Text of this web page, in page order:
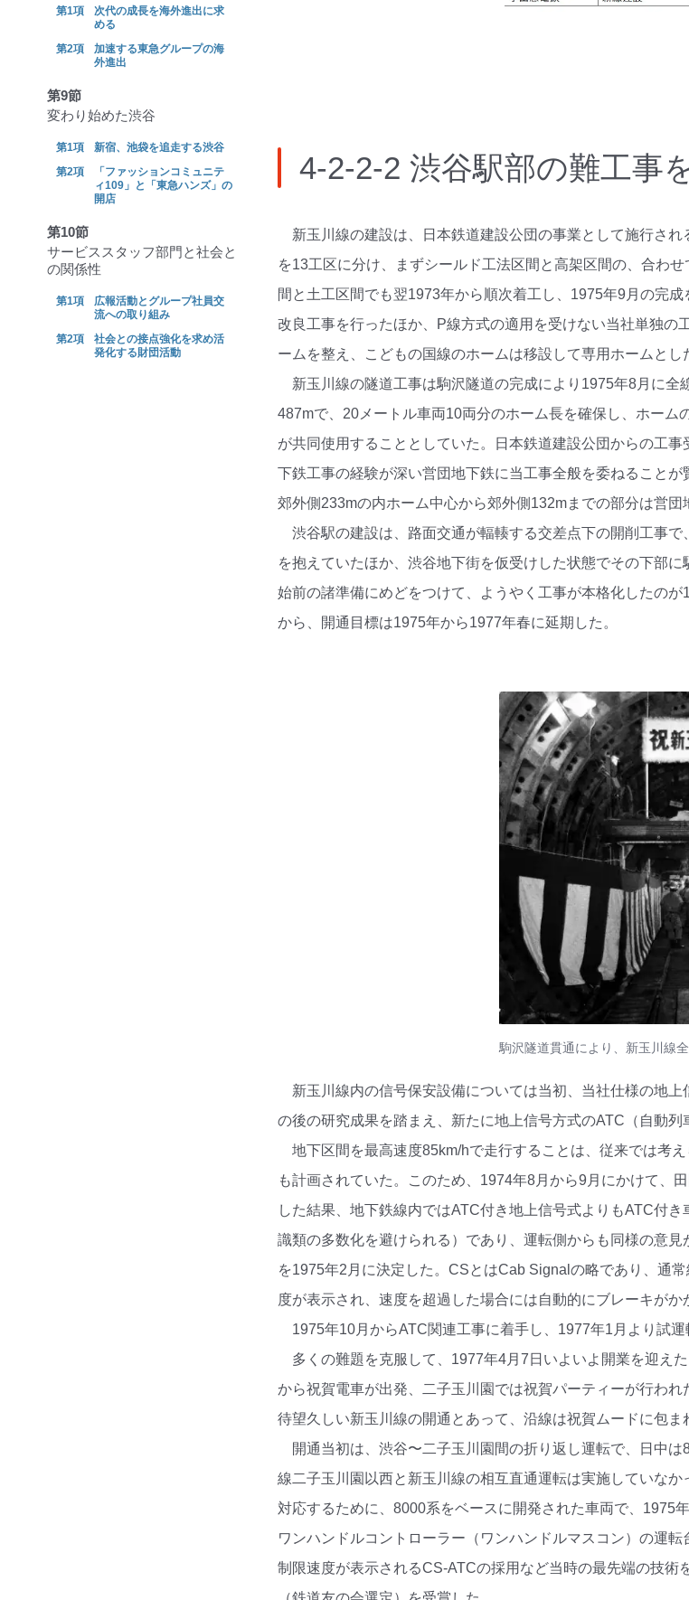
次代の成長を海外進出に求
める
加速する東急グループの海
外進出
第9節
変わり始めた渋谷
新宿、池袋を追走する渋谷
「ファッションコミュニテ
ィ109」と「東急ハンズ」の
開店
第10節
サービススタッフ部門と社会と
の関係性
広報活動とグループ社員交
流への取り組み
社会との接点強化を求め活
発化する財団活動
4-2-2-2 渋谷駅部の難工事
新玉川線の建設は、日本鉄道建設公団の事業として施行さ
を13工区に分け、まずシールド工法区間と高架区間の、合わ
間と土工区間でも翌1973年から順次着工し、1975年9月の完
改良工事を行ったほか、P線方式の適用を受けない当社単独
ームを整え、こどもの国線のホームは移設して専用ホームとし
新玉川線の隧道工事は駒沢隧道の完成により1975年8月に
487mで、20メートル車両10両分のホーム長を確保し、ホー
が共同使用することとしていた。日本鉄道建設公団からの工
下鉄工事の経験が深い営団地下鉄に当工事全般を委ねること
郊外側233mの内ホーム中心から郊外側132mまでの部分は営
渋谷駅の建設は、路面交通が輻輳する交差点下の開削工事
を抱えていたほか、渋谷地下街を仮受けした状態でその下部
始前の諸準備にめどをつけて、ようやく工事が本格化したの
から、開通目標は1975年から1977年春に延期した。
駒沢隧道貫通により、新玉川線
新玉川線内の信号保安設備については当初、当社仕様の地
の後の研究成果を踏まえ、新たに地上信号方式のATC（自動列
地下区間を最高速度85km/hで走行することは、従来では考
も計画されていた。このため、1974年8月から9月にかけて、
した結果、地下鉄線内ではATC付き地上信号式よりもATC付
識類の多数化を避けられる）であり、運転側からも同様の意
を1975年2月に決定した。CSとはCab Signalの略であり、通
度が表示され、速度を超過した場合には自動的にブレーキがか
1975年10月からATC関連工事に着手し、1977年1月より試
多くの難題を克服して、1977年4月7日いよいよ開業を迎え
から祝賀電車が出発、二子玉川園では祝賀パーティーが行われ
待望久しい新玉川線の開通とあって、沿線は祝賀ムードに包ま
開通当初は、渋谷〜二子玉川園間の折り返し運転で、日中
線二子玉川園以西と新玉川線の相互直通運転は実施していな
対応するために、8000系をベースに開発された車両で、1975
ワンハンドルコントローラー（ワンハンドルマスコン）の運
制限速度が表示されるCS-ATCの採用など当時の最先端の技